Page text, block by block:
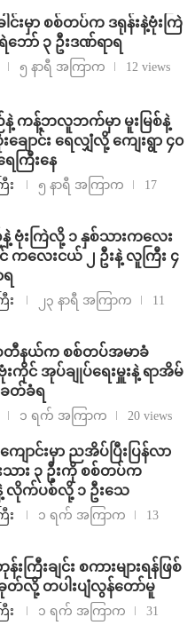
ါင်းမှာ စစ်တပ်က ဒရုန်းနဲ့ဗုံးကြဲ
ဘော် ၃ ဦးဒဏ်ရာရ
၅ နာရီ အကြာက 12 views
ကန့်ဘလူဘက်မှာ မူးမြစ်နဲ့
ောင်း ရေလျှံလို့ ကျေးရွာ ၄၀
ေကြီးနေ
း ၅ နာရီ အကြာက
17
ဗုံးကြဲလို့ ၁ နှစ်သားကလေး
ကလေးငယ် ၂ ဦးနဲ့ လူကြီး ၄
ရ
း ၂၃ နာရီ အကြာက
11
တီနယ်က စစ်တပ်အမာခံ
ကိုင် အုပ်ချုပ်ရေးမှူးနဲ့ ရာအိမ်
ခတ်ခံရ
၁ ရက် အကြာက 20 views
ျောင်းမှာ ညအိပ်ပြီးပြန်လာ
ား ၃ ဦးကို စစ်တပ်က
လိုက်ပစ်လို့ ၁ ဦးသေ
း ၁ ရက် အကြာက
13
န်းကြီးချင်း စကားများရန်ဖြစ်
နဲ့ခုတ်လို့ တပါးပျံလွန်တော်မူ
း ၁ ရက် အကြာက
31